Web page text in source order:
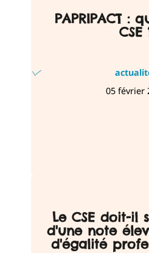
PAPRIPACT : quel rôle du
CSE
05 février
Le CSE doit-il se satisfaire
d'une note
d'égalité